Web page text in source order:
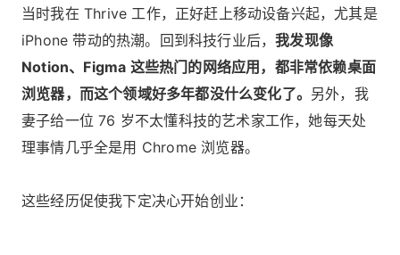
当时我在 Thrive 工作，正好赶上移动设备兴起，尤其是
iPhone 带动的热潮。回到科技行业后，我发现像
Notion、Figma 这些热门的网络应用，都非常依赖桌面
浏览器，而这个领域好多年都没什么变化了。 另外，我
妻子给一位 76 岁不太懂科技的艺术家工作，她每天处
理事情几乎全是用 Chrome 浏览器。
这些经历促使我下定决心开始创业：